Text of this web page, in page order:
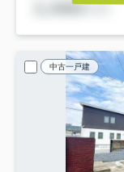
中古一戸建